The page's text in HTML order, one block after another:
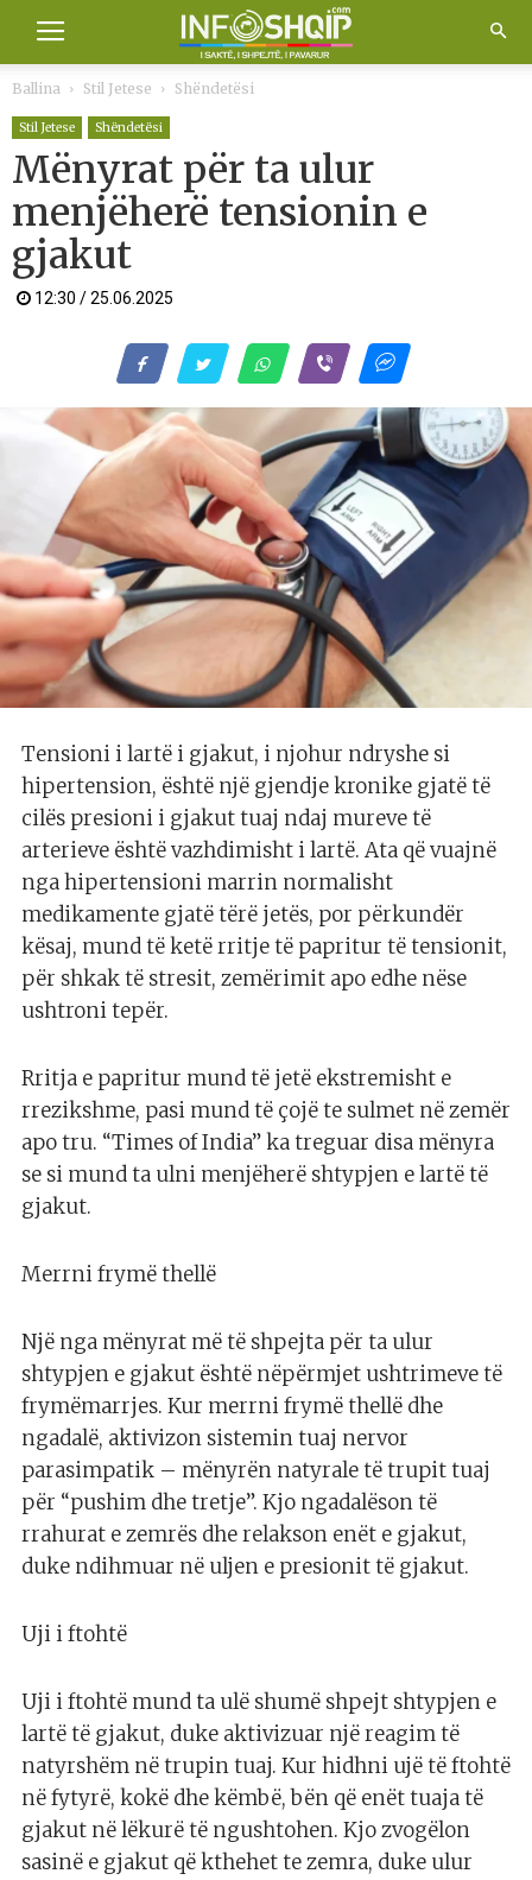
Ballina Stil Jetese Shëndetësi
Stil Jetese Shëndetësi
Mënyrat për ta ulur
menjëherë tensionin e
gjakut
12:30 / 25.06.2025
Tensioni i lartë i gjakut, i njohur ndryshe si
hipertension, është një gjendje kronike gjatë të
cilës presioni i gjakut tuaj ndaj mureve të
arterieve është vazhdimisht i lartë. Ata që vuajnë
nga hipertensioni marrin normalisht
medikamente gjatë tërë jetës, por përkundër
kësaj, mund të ketë rritje të papritur të tensionit,
për shkak të stresit, zemërimit apo edhe nëse
ushtroni tepër.
Rritja e papritur mund të jetë ekstremisht e
rrezikshme, pasi mund të çojë te sulmet në zemër
apo tru. “Times of India” ka treguar disa mënyra
se si mund ta ulni menjëherë shtypjen e lartë të
gjakut.
Merrni frymë thellë
Një nga mënyrat më të shpejta për ta ulur
shtypjen e gjakut është nëpërmjet ushtrimeve të
frymëmarrjes. Kur merrni frymë thellë dhe
ngadalë, aktivizon sistemin tuaj nervor
parasimpatik – mënyrën natyrale të trupit tuaj
për “pushim dhe tretje”. Kjo ngadalëson të
rrahurat e zemrës dhe relakson enët e gjakut,
duke ndihmuar në uljen e presionit të gjakut.
Uji i ftohtë
Uji i ftohtë mund ta ulë shumë shpejt shtypjen e
lartë të gjakut, duke aktivizuar një reagim të
natyrshëm në trupin tuaj. Kur hidhni ujë të ftohtë
në fytyrë, kokë dhe këmbë, bën që enët tuaja të
gjakut në lëkurë të ngushtohen. Kjo zvogëlon
sasinë e gjakut që kthehet te zemra, duke ulur